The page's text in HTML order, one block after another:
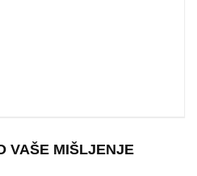
VAŠE MIŠLJENJE